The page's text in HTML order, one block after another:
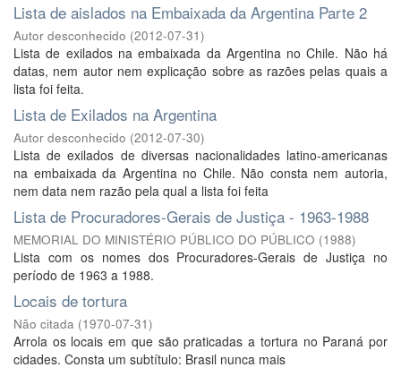
Lista de aislados na Embaixada da Argentina Parte 2
Autor desconhecido (2012-07-31)
Lista de exilados na embaixada da Argentina no Chile. Não há
datas, nem autor nem explicação sobre as razões pelas quais a
lista foi feita.
Lista de Exilados na Argentina
Autor desconhecido (2012-07-30)
Lista de exilados de diversas nacionalidades latino-americanas
na embaixada da Argentina no Chile. Não consta nem autoria,
nem data nem razão pela qual a lista foi feita
Lista de Procuradores-Gerais de Justiça - 1963-1988
MEMORIAL DO MINISTÉRIO PÚBLICO DO PÚBLICO (1988)
Lista com os nomes dos Procuradores-Gerais de Justiça no
período de 1963 a 1988.
Locais de tortura
Não citada (1970-07-31)
Arrola os locais em que são praticadas a tortura no Paraná por
cidades. Consta um subtítulo: Brasil nunca mais